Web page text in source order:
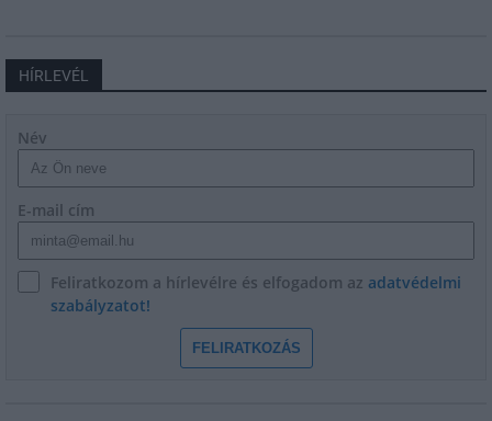
HÍRLEVÉL
Név
E-mail cím
Feliratkozom a hírlevélre és elfogadom az adatvédelmi
szabályzatot!
FELIRATKOZÁS